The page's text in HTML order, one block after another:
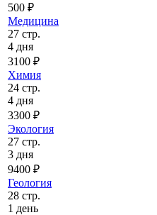
500 ₽
Медицина
27 стр.
4 дня
3100 ₽
Химия
24 стр.
4 дня
3300 ₽
Экология
27 стр.
3 дня
9400 ₽
Геология
28 стр.
1 день